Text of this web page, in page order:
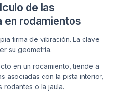
de las
en rodamientos
firma de vibración. La clave
su geometría.
en un rodamiento, tiende a
asociadas con la pista interior,
rodantes o la jaula.